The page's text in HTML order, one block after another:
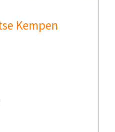
Kempen